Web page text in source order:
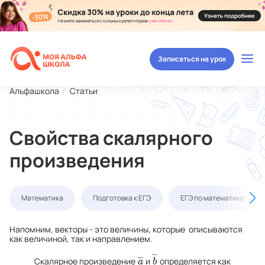
Записаться на урок
Альфашкола Статьи
Свойства скалярного
произведения
Математика Подготовка к ЕГЭ ЕГЭ по математике
Напомним, векторы - это величины, которые описываются
как величиной, так и направлением.
Скалярное произведение a
¯¯
¯
a¯и b
¯¯
b¯определяется как